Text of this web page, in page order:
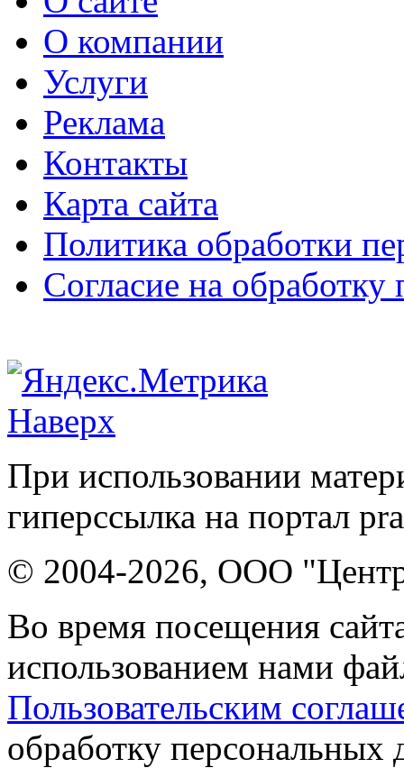
О компании
Услуги
Реклама
Контакты
Карта сайта
Политика обработки
Согласие на
Наверх
При использовании
гиперссылка на портал
© 2004-2026, ООО "Центр
Во время посещения
использованием нами
Пользовательским
обработку персональных